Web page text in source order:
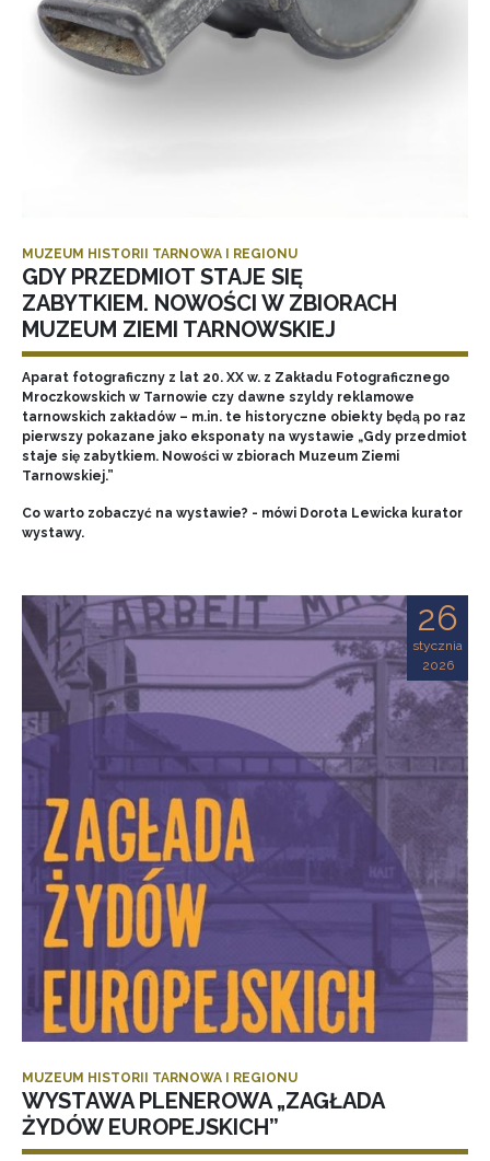
MUZEUM HISTORII TARNOWA I REGIONU
GDY PRZEDMIOT STAJE SIĘ
ZABYTKIEM. NOWOŚCI W ZBIORACH
MUZEUM ZIEMI TARNOWSKIEJ
Aparat fotograficzny z lat 20. XX w. z Zakładu Fotograficznego
Mroczkowskich w Tarnowie czy dawne szyldy reklamowe
tarnowskich zakładów – m.in. te historyczne obiekty będą po raz
pierwszy pokazane jako eksponaty na wystawie „Gdy przedmiot
staje się zabytkiem. Nowości w zbiorach Muzeum Ziemi
Tarnowskiej.”
Co warto zobaczyć na wystawie? - mówi Dorota Lewicka kurator
wystawy.
26
stycznia
2026
MUZEUM HISTORII TARNOWA I REGIONU
WYSTAWA PLENEROWA „ZAGŁADA
ŻYDÓW EUROPEJSKICH”